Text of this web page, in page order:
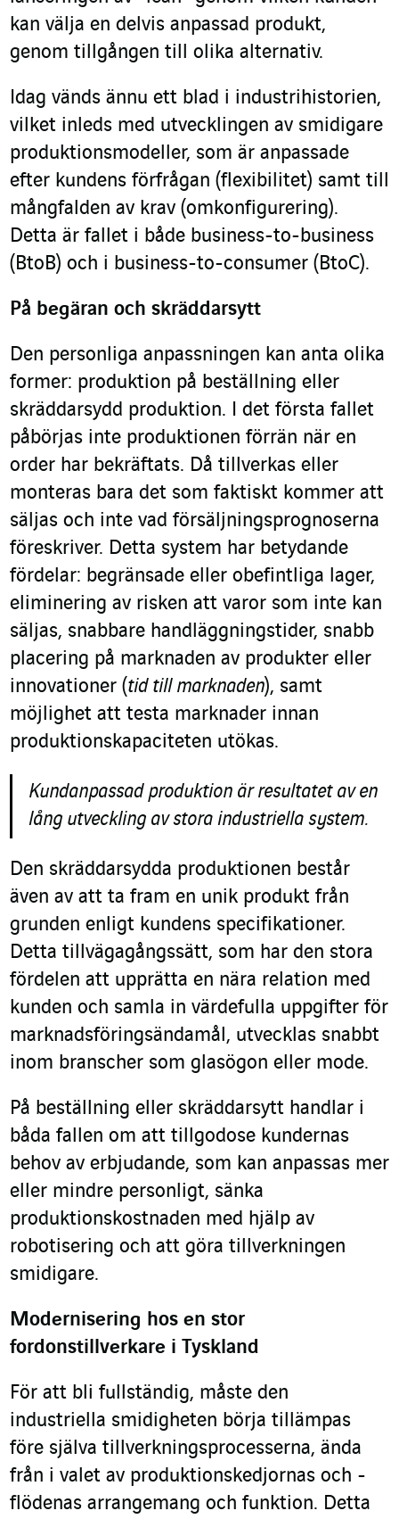
kan välja en delvis anpassad produkt,
genom tillgången till olika alternativ.
Idag vänds ännu ett blad i industrihistorien,
vilket inleds med utvecklingen av smidigare
produktionsmodeller, som är anpassade
efter kundens förfrågan (flexibilitet) samt till
mångfalden av krav (omkonfigurering).
Detta är fallet i både business-to-business
(BtoB) och i business-to-consumer (BtoC).
På begäran och skräddarsytt
Den personliga anpassningen kan anta olika
former: produktion på beställning eller
skräddarsydd produktion. I det första fallet
påbörjas inte produktionen förrän när en
order har bekräftats. Då tillverkas eller
monteras bara det som faktiskt kommer att
säljas och inte vad försäljningsprognoserna
föreskriver. Detta system har betydande
fördelar: begränsade eller obefintliga lager,
eliminering av risken att varor som inte kan
säljas, snabbare handläggningstider, snabb
placering på marknaden av produkter eller
innovationer (tid till marknaden), samt
möjlighet att testa marknader innan
produktionskapaciteten utökas.
Kundanpassad produktion är resultatet av en
lång utveckling av stora industriella system.
Den skräddarsydda produktionen består
även av att ta fram en unik produkt från
grunden enligt kundens specifikationer.
Detta tillvägagångssätt, som har den stora
fördelen att upprätta en nära relation med
kunden och samla in värdefulla uppgifter för
marknadsföringsändamål, utvecklas snabbt
inom branscher som glasögon eller mode.
På beställning eller skräddarsytt handlar i
båda fallen om att tillgodose kundernas
behov av erbjudande, som kan anpassas mer
eller mindre personligt, sänka
produktionskostnaden med hjälp av
robotisering och att göra tillverkningen
smidigare.
Modernisering hos en stor
fordonstillverkare i Tyskland
För att bli fullständig, måste den
industriella smidigheten börja tillämpas
före själva tillverkningsprocesserna, ända
från i valet av produktionskedjornas och -
flödenas arrangemang och funktion. Detta